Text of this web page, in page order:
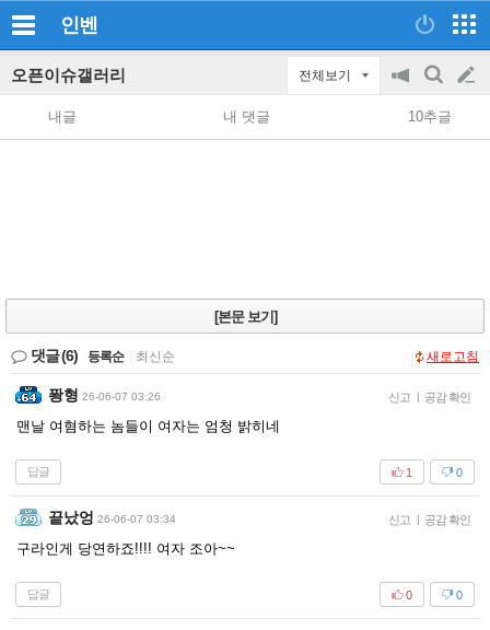
인벤
오픈이슈갤러리 전체보기
공
지
on/off
검
색
글
쓰
내글 내 댓글 10추글
[본문 보기]
댓글(6) 등록순 최신순 새로고침
퐝형 26-06-07 03:26 신고 | 공감 확인
맨날 여혐하는 놈들이 여자는 엄청 밝히네
답글 0
1
끝났엉 26-06-07 03:34 신고 | 공감 확인
구라인게 당연하죠!!!! 여자 조아~~
답글 0
0